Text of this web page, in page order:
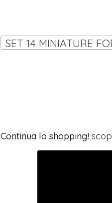
SET 14 MINIATURE
Continua lo shopping!